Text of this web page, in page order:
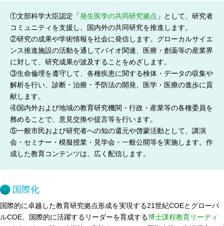
①文部科学大臣認定「発生医学の共同研究拠点 」として、研究者
コミュニティを支援し、国内外の共同研究を推進します。
②研究の成果や学術情報を社会に発信します。グローカルサイエ
ンス推進施設の活動を通してバイオ関連、医療・創薬等の産業界
に対して、研究成果が波及することをめざします。
③生命倫理を遵守して、各種疾患に関する検体・データの収集や
解析を行い、診断・治療・予防法の開発、医学・医療の進歩に貢
献します。
④国内外および地域の教育研究機関・行政・産業等の各種委員を
務めることで、意見交換や提言等を行います。
⑤一般市民および研究者への知の還元や啓蒙活動として、講演
会・セミナー・模擬授業・見学会・一般公開等を実施します。作
成した教育コンテンツは、広く配信します。
国際化
国際的に卓越した教育研究拠点形成を実現する21世紀COEとグローバ
ルCOE、国際的に活躍するリーダーを育成する博士課程教育リーディ